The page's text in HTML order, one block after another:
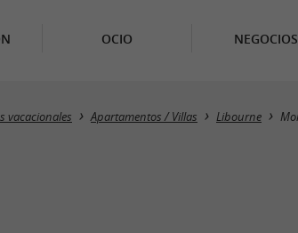
OCIO NEGOCIOS
vacacionales Apartamentos / Villas Libourne